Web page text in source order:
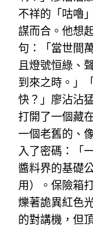
不祥的「咕嚕
謀而合。他想
句：「當世間
且燈號恒綠、
到來之時。」
快？」廖沾沾
打開了一個藏
一個老舊的、
入了密碼：「
醬料界的基礎
用）。保險箱
爍著詭異紅色
的對講機，但